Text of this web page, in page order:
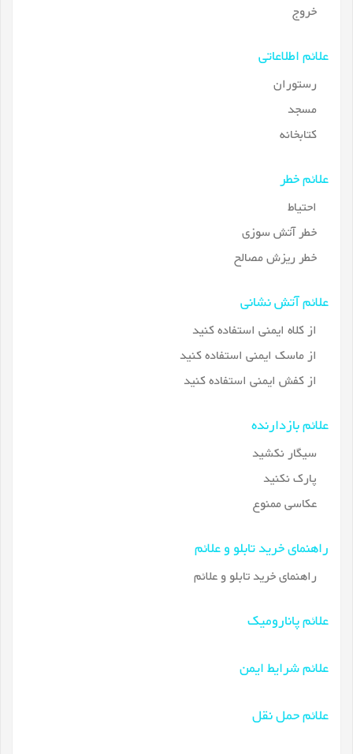
خروج
علائم اطلاعاتی
رستوران
مسجد
کتابخانه
علائم خطر
احتیاط
خطر آتش سوزی
خطر ریزش مصالح
علائم آتش نشانی
از کلاه ایمنی استفاده کنید
از ماسک ایمنی استفاده کنید
از کفش ایمنی استفاده کنید
علائم بازدارنده
سیگار نکشید
پارک نکنید
عکاسی ممنوع
راهنمای خرید تابلو و علائم
راهنمای خرید تابلو و علائم
علائم پانارومیک
علائم شرایط ایمن
علائم حمل نقل